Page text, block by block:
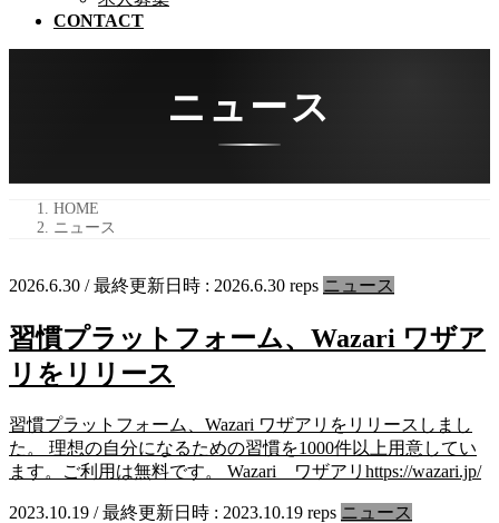
CONTACT
ニュース
HOME
ニュース
2026.6.30 / 最終更新日時 : 2026.6.30 reps ニュース
習慣プラットフォーム、Wazari ワザア
リをリリース
習慣プラットフォーム、Wazari ワザアリをリリースしまし
た。 理想の自分になるための習慣を1000件以上用意してい
ます。ご利用は無料です。 Wazari ワザアリhttps://wazari.jp/
2023.10.19 / 最終更新日時 : 2023.10.19 reps ニュース